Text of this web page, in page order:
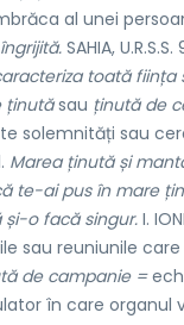
al unei
SAHIA, U.R.S.S.
toată ființa
ținutăsau ținută de
solemnități sau
Marea ținută și
te-ai pus în mare
și-o facă singur.I.
sau reuniunile care
de campanie =
în care organul